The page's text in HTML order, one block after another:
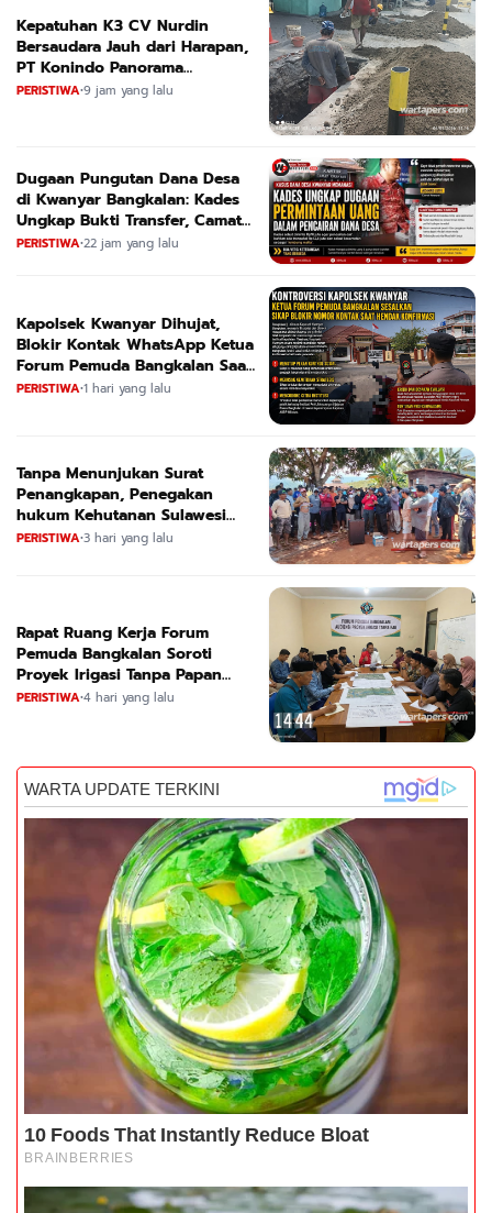
Kepatuhan K3 CV Nurdin
Bersaudara Jauh dari Harapan,
PT Konindo Panorama
Konsultan Dituding Lalai Awasi
PERISTIWA•9 jam yang lalu
Dugaan Pungutan Dana Desa
di Kwanyar Bangkalan: Kades
Ungkap Bukti Transfer, Camat
Beri Bantahan Tegas
PERISTIWA•22 jam yang lalu
Kapolsek Kwanyar Dihujat,
Blokir Kontak WhatsApp Ketua
Forum Pemuda Bangkalan Saat
Dikonfirmasi
PERISTIWA•1 hari yang lalu
Tanpa Menunjukan Surat
Penangkapan, Penegakan
hukum Kehutanan Sulawesi
Selatan Culik Petani Ladah Di
PERISTIWA•3 hari yang lalu
Rapat Ruang Kerja Forum
Pemuda Bangkalan Soroti
Proyek Irigasi Tanpa Papan
Nama
PERISTIWA•4 hari yang lalu